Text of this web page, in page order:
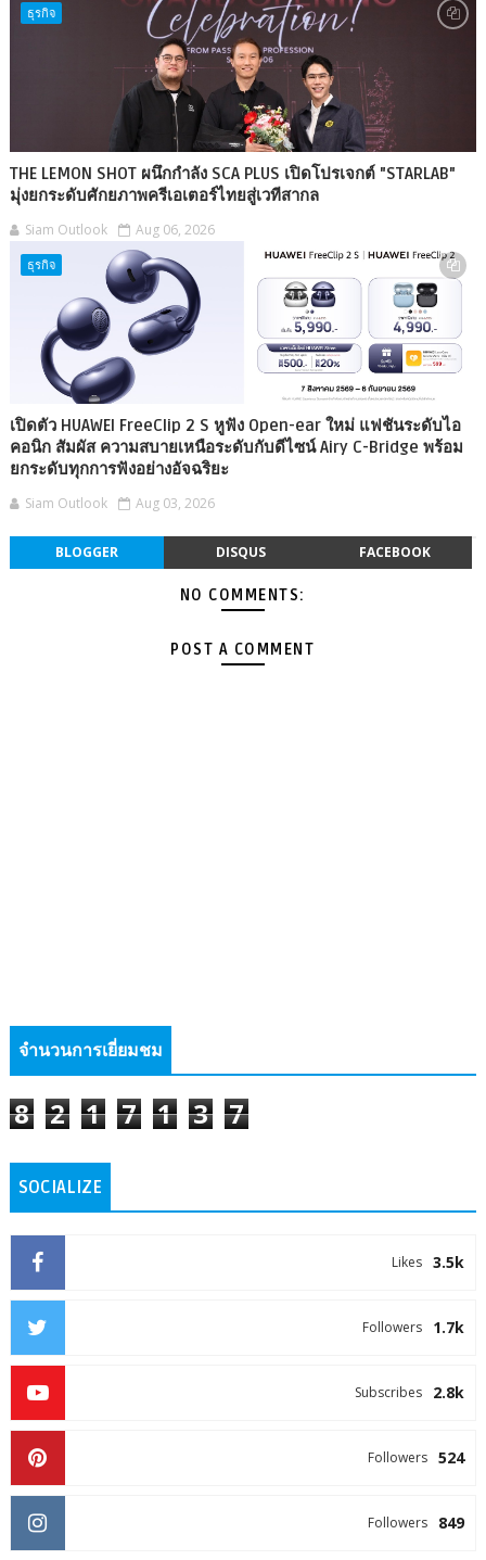
ธุรกิจ
THE LEMON SHOT ผนึกกำลัง SCA PLUS เปิดโปรเจกต์ "STARLAB"
มุ่งยกระดับศักยภาพครีเอเตอร์ไทยสู่เวทีสากล
Siam Outlook Aug 06, 2026
ธุรกิจ
เปิดตัว HUAWEI FreeClip 2 S หูฟัง Open-ear ใหม่ แฟชันระดับไอ
คอนิก สัมผัส ความสบายเหนือระดับกับดีไซน์ Airy C-Bridge พร้อม
ยกระดับทุกการฟังอย่างอัจฉริยะ
Siam Outlook Aug 03, 2026
BLOGGER DISQUS FACEBOOK
NO COMMENTS:
POST A COMMENT
จำนวนการเยี่ยมชม
8 2 1 7 1 3 7
SOCIALIZE
3.5k
Likes
1.7k
Followers
2.8k
Subscribes
524
Followers
849
Followers